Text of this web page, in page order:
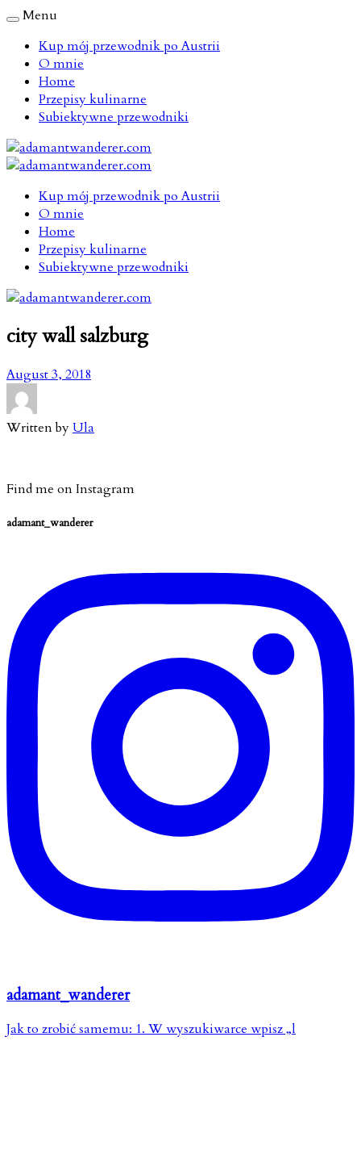
Menu
Kup mój przewodnik po Austrii
O mnie
Home
Przepisy kulinarne
Subiektywne przewodniki
Kup mój przewodnik po Austrii
O mnie
Home
Przepisy kulinarne
Subiektywne przewodniki
city wall salzburg
August 3, 2018
Written byUla
Find me on Instagram
adamant_wanderer
adamant_wanderer
Jak to zrobić samemu: 1. W wyszukiwarce wpisz „l